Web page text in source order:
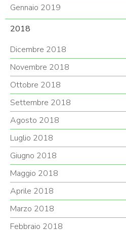
Gennaio 2019
2018
Dicembre 2018
Novembre 2018
Ottobre 2018
Settembre 2018
Agosto 2018
Luglio 2018
Giugno 2018
Maggio 2018
Aprile 2018
Marzo 2018
Febbraio 2018